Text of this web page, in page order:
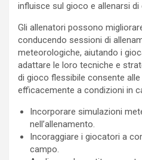
influisce sul gioco e allenarsi di
Gli allenatori possono
conducendo sessioni di
meteorologiche, aiutando i
adattare le loro tecniche e
di gioco flessibile consente
efficacemente a condizioni in
Incorporare simulazioni
nell’allenamento.
Incoraggiare i giocatori a
campo.